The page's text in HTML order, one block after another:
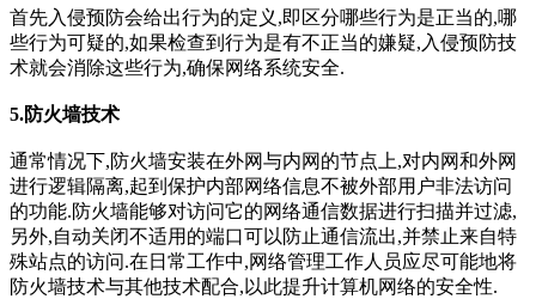
首先入侵预防会给出行为的定义,即区分哪些行为是正当的,哪
些行为可疑的,如果检查到行为是有不正当的嫌疑,入侵预防技
术就会消除这些行为,确保网络系统安全.
5.防火墙技术
通常情况下,防火墙安装在外网与内网的节点上,对内网和外网
进行逻辑隔离,起到保护内部网络信息不被外部用户非法访问
的功能.防火墙能够对访问它的网络通信数据进行扫描并过滤,
另外,自动关闭不适用的端口可以防止通信流出,并禁止来自特
殊站点的访问.在日常工作中,网络管理工作人员应尽可能地将
防火墙技术与其他技术配合,以此提升计算机网络的安全性.